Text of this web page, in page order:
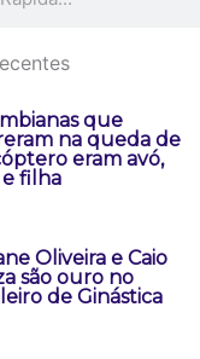
que
na queda de
eram avó,
filha
Oliveira e Caio
são ouro no
de Ginástica